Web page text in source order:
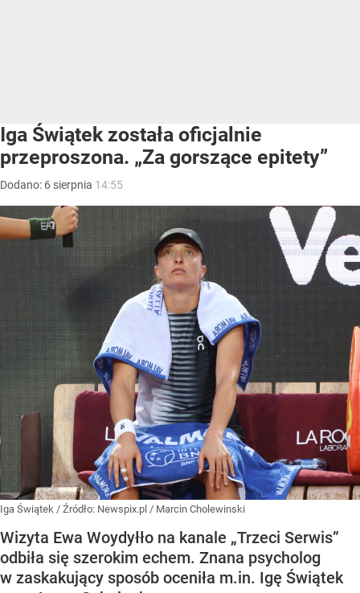
Iga Świątek została oficjalnie
przeproszona. „Za gorszące epitety”
Dodano: 6 sierpnia 14:55
Iga Świątek / Źródło: Newspix.pl / Marcin Cholewinski
Wizyta Ewa Woydyłło na kanale „Trzeci Serwis”
odbiła się szerokim echem. Znana psycholog
w zaskakujący sposób oceniła m.in. Igę Świątek